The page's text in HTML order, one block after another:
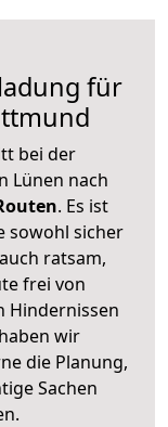
für
bei der
Lünen nach
. Es ist
sowohl sicher
ratsam,
frei von
Hindernissen
wir
die Planung,
Sachen